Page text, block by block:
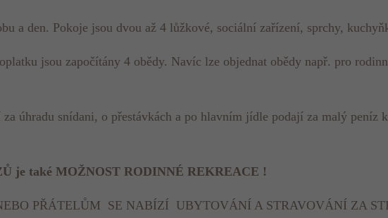
a den. Pokoje jsou dvou až 4 lůžkové, sociální zařízení, sprchy,
jsou započítány 4 obědy. Navíc lze objednat obědy např. pro
úhradu snídani, o přestávkách a po hlavním jídle podají za malý peníz
je také MOŽNOST RODINNÉ REKREACE !
PŘÁTELŮM SE NABÍZÍ UBYTOVÁNÍ A STRAVOVÁNÍ ZA